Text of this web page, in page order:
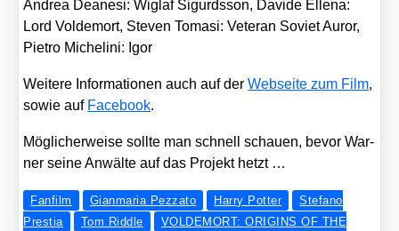
Andrea Dea­ne­si: Wiglaf Sigurds­son, Davi­de Ellena:
Lord Vol­de­mort, Ste­ven Toma­si: Vete­ran Soviet Auror,
Pie­tro Miche­li­ni: Igor
Wei­te­re Infor­ma­tio­nen auch auf derWeb­sei­te zum Film,
sowie auf Face­book.
Mög­li­cher­wei­se soll­te man schnell schau­en, bevor War­
ner sei­ne Anwäl­te auf das Pro­jekt hetzt …
Fanfilm Gianmaria Pezzato Harry Potter
Stefano
Prestia
Tom Riddle
VOLDEMORT: ORIGINS OF THE